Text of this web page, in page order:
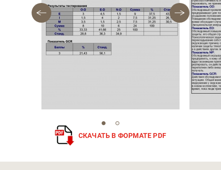
СКАЧАТЬ В ФОРМАТЕ PDF